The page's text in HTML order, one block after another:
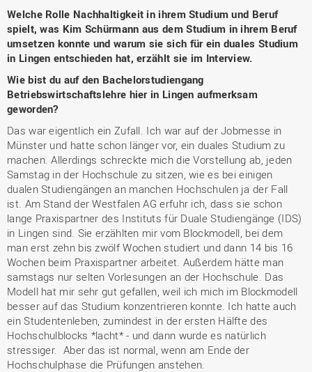
Welche Rolle Nachhaltigkeit in ihrem Studium und Beruf
spielt, was Kim Schürmann aus dem Studium in ihrem Beruf
umsetzen konnte und warum sie sich für ein duales Studium
in Lingen entschieden hat, erzählt sie im Interview.
Wie bist du auf den Bachelorstudiengang
Betriebswirtschaftslehre hier in Lingen aufmerksam
geworden?
Das war eigentlich ein Zufall. Ich war auf der Jobmesse in
Münster und hatte schon länger vor, ein duales Studium zu
machen. Allerdings schreckte mich die Vorstellung ab, jeden
Samstag in der Hochschule zu sitzen, wie es bei einigen
dualen Studiengängen an manchen Hochschulen ja der Fall
ist. Am Stand der Westfalen AG erfuhr ich, dass sie schon
lange Praxispartner des Instituts für Duale Studiengänge (IDS)
in Lingen sind. Sie erzählten mir vom Blockmodell, bei dem
man erst zehn bis zwölf Wochen studiert und dann 14 bis 16
Wochen beim Praxispartner arbeitet. Außerdem hätte man
samstags nur selten Vorlesungen an der Hochschule. Das
Modell hat mir sehr gut gefallen, weil ich mich im Blockmodell
besser auf das Studium konzentrieren konnte. Ich hatte auch
ein Studentenleben, zumindest in der ersten Hälfte des
Hochschulblocks *lacht* - und dann wurde es natürlich
stressiger. Aber das ist normal, wenn am Ende der
Hochschulphase die Prüfungen anstehen.